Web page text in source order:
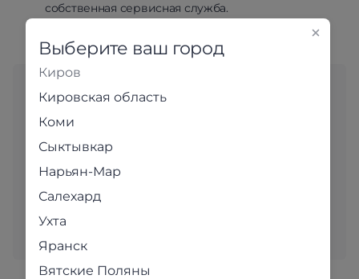
собственная сервисная служба.
Любите выбирать мебель
«вживую»?
Адреса магазинов
В наших уютных магазинах для вас с большим
вниманием подобраны самые популярные модели.
Приходите и убедитесь в качестве наших товаров
Выберите ваш город
Киров
Кировская область
Коми
Сыктывкар
Нарьян-Мар
Салехард
Ухта
Яранск
Вятские Поляны